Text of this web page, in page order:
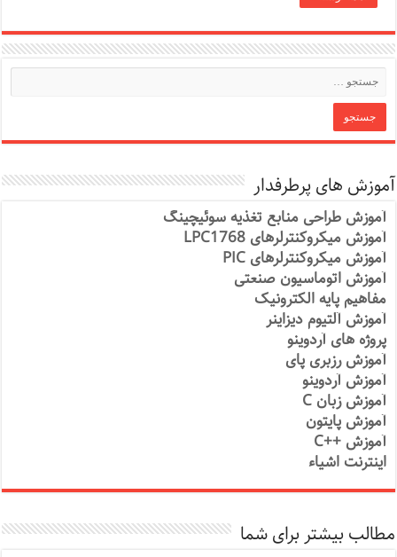
آموزش های پرطرفدار
آموزش طراحی منابع تغذیه سوئیچینگ
آموزش میکروکنترلرهای LPC1768
آموزش میکروکنترلرهای PIC
آموزش اتوماسیون صنعتی
مفاهیم پایه الکترونیک
آموزش آلتیوم دیزاینر
پروژه های آردوینو
آموزش رزبری پای
آموزش آردوینو
آموزش زبان C
آموزش پایتون
آموزش ++C
اینترنت اشیاء
مطالب بیشتر برای شما